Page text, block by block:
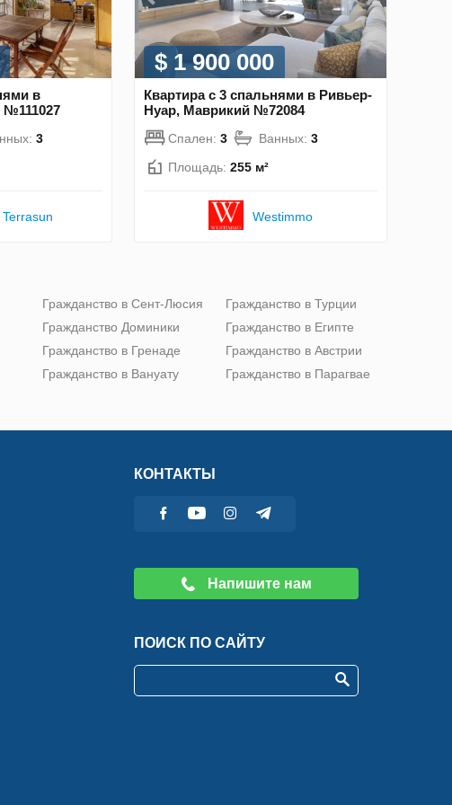
в
3
$ 1 900 000
Квартира с 3 спальнями в Ривьер-
Нуар, Маврикий №72084
Спален: 3 Ванных: 3
Площадь: 255 м²
Westimmo
Гражданство в Сент-Люсия
Гражданство Доминики
Гражданство в Гренаде
Гражданство в Вануату
Гражданство в Турции
Гражданство в Египте
Гражданство в Австрии
Гражданство в Парагвае
КОНТАКТЫ
Напишите нам
ПОИСК ПО САЙТУ